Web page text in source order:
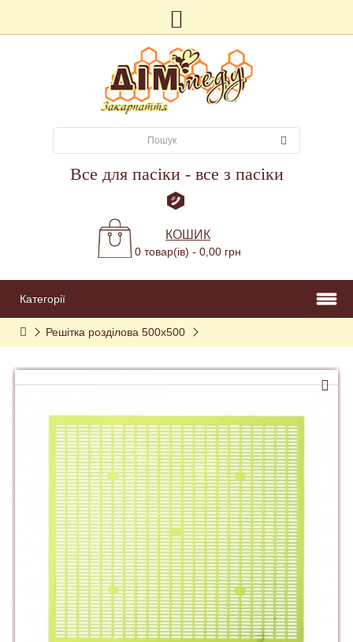
Все для пасіки - все з пасіки
КОШИК
0 товар(ів) - 0,00 грн
Категорії
Решітка розділова 500х500